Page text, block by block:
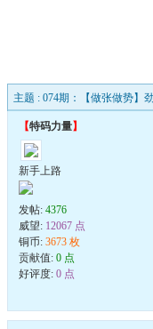
主题 : 074期：【做张做势】
【特码力量】
新手上路
发帖: 4376
威望: 12067 点
铜币: 3673 枚
贡献值: 0 点
好评度: 0 点